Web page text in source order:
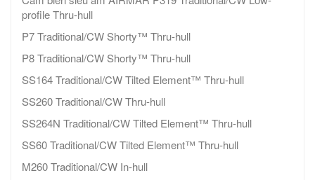
profile Thru-hull
P7 Traditional/CW Shorty™ Thru-hull
P8 Traditional/CW Shorty™ Thru-hull
SS164 Traditional/CW Tilted Element™ Thru-hull
SS260 Traditional/CW Thru-hull
SS264N Traditional/CW Tilted Element™ Thru-hull
SS60 Traditional/CW Tilted Element™ Thru-hull
M260 Traditional/CW In-hull